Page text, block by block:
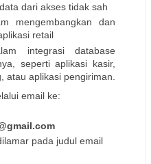
dari akses tidak sah
mengembangkan dan
retail
integrasi database
seperti aplikasi kasir,
atau aplikasi pengiriman.
email ke:
pada judul email